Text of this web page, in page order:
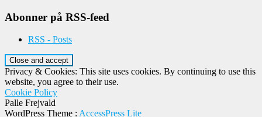
Abonner på RSS-feed
RSS - Posts
Privacy & Cookies: This site uses cookies. By continuing to use this
website, you agree to their use.
Cookie Policy
Palle Frejvald
WordPress Theme : AccessPress Lite